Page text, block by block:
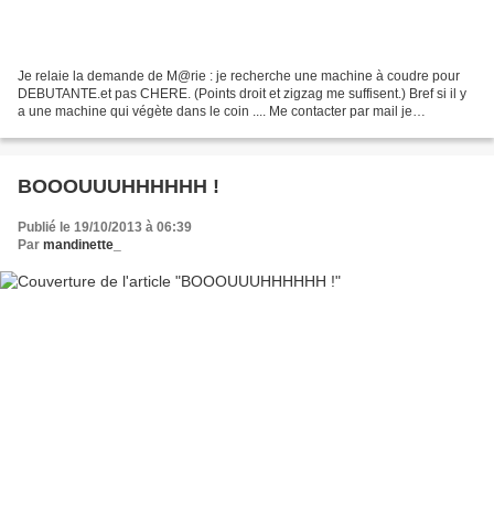
Je relaie la demande de M@rie : je recherche une machine à coudre pour
DEBUTANTE.et pas CHERE. (Points droit et zigzag me suffisent.) Bref si il y
a une machine qui végète dans le coin .... Me contacter par mail je
BOOOUUUHHHHHH !
Publié le 19/10/2013 à 06:39
Par mandinette_